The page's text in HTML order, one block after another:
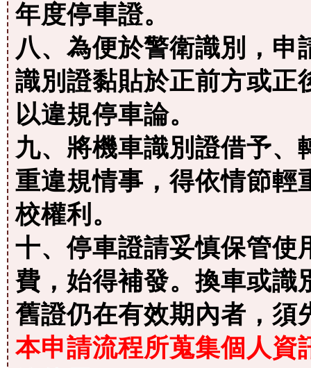
年度停車證。
八、為便於警衛識別，
識別證黏貼於正前方或正
以違規停車論。
九、將機車識別證借予、
重違規情事，得依情節輕
校權利。
十、停車證請妥慎保管使
費，始得補發。換車或
舊證仍在有效期內者，須
本申請流程所蒐集個人資